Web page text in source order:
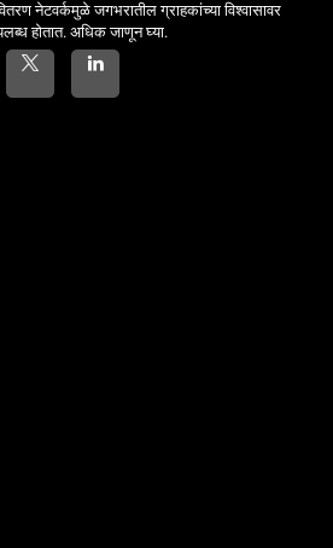
नेटवर्कमुळे जगभरातील ग्राहकांच्या विश्वासावर
होतात. अधिक जाणून घ्या.